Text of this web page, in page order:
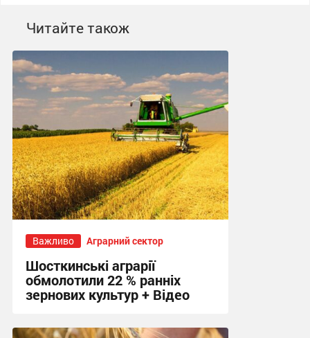
Читайте також
Важливо Аграрний сектор
Шосткинські аграрії
обмолотили 22 % ранніх
зернових культур + Відео